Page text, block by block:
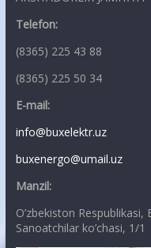
Telefon:
(8365) 225 43 88
(8365) 225 50 34
E-mail:
info@buxelektr.uz
buxenergo@umail.uz
Manzil:
O’zbekiston
Sanoatchilar ko’chasi, 1/1